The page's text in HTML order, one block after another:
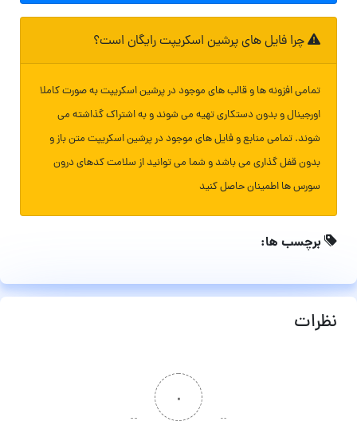
چرا فایل های پرشین اسکریپت رایگان است؟
تمامی افزونه ها و قالب های موجود در پرشین اسکریپت به صورت کاملا
اورجینال و بدون دستکاری تهیه می شوند و به اشتراک گذاشته می
شوند. تمامی منابع و فایل های موجود در پرشین اسکریپت متن باز و
بدون قفل گذاری می باشد و شما می توانید از سلامت کدهای درون
سورس ها اطمینان حاصل کنید
برچسب ها:
نظرات
۰